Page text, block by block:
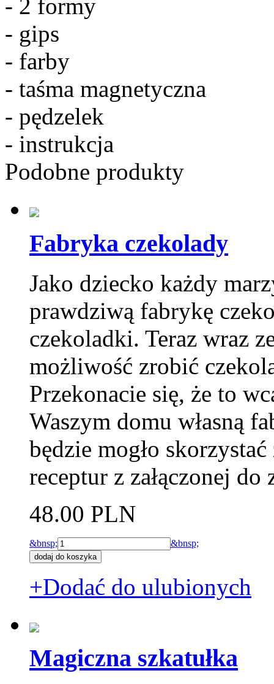
- 2 formy
- gips
- farby
- taśma magnetyczna
- pędzelek
- instrukcja
Podobne produkty
Fabryka czekolady
Jako dziecko każdy
prawdziwą fabrykę
czekoladki. Teraz wraz
możliwość zrobić
Przekonacie się, że to
Waszym domu własną
będzie mogło
receptur z załączonej
48.00 PLN
&bnsp; &bnsp;
+Dodać do ulubionych
Magiczna szkatułka